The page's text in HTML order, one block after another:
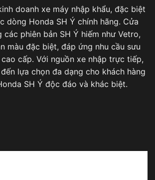
doanh xe máy nhập khẩu, đặc biệt
dòng Honda SH Ý chính hãng. Cửa
các phiên bản SH Ý hiếm như Vetro,
màu đặc biệt, đáp ứng nhu cầu sưu
cấp. Với nguồn xe nhập trực tiếp,
lựa chọn đa dạng cho khách hàng
SH Ý độc đáo và khác biệt.